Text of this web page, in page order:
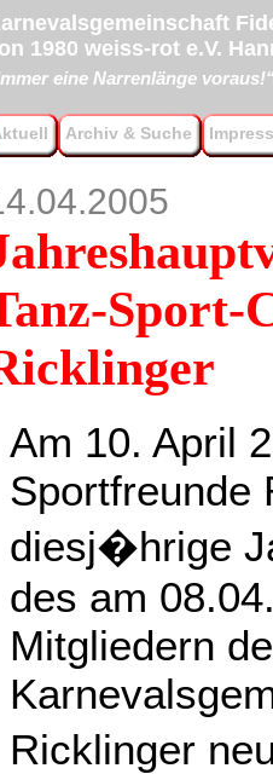
1980 weiss-rot e.V.
eine Narrenlänge
Archiv & Suche
Sport-
Am 10. April
Sportfreunde
diesj�hrige
des am
Mitgliedern
Ricklinger